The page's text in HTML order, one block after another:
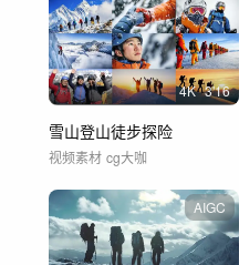
4K 3'16
雪山登山徒步探险
视频素材 cg大咖
AIGC